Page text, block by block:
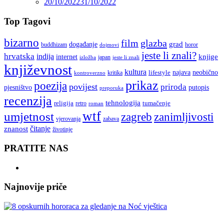
Top Tagovi
bizarno buddhizam događanje dojmovi film glazba grad horor
hrvatska indija internet izložba japan jeste li znali jeste li znali? knjige
književnost kontroverzno kritika kultura lifestyle najava neobično
pjesništvo poezija povijest preporuka prikaz priroda putopis
recenzija religija retro roman tehnologija tumačenje
umjetnost vjerovanja wtf zabava zagreb zanimljivosti
znanost čitanje životinje
PRATITE NAS
Najnovije priče